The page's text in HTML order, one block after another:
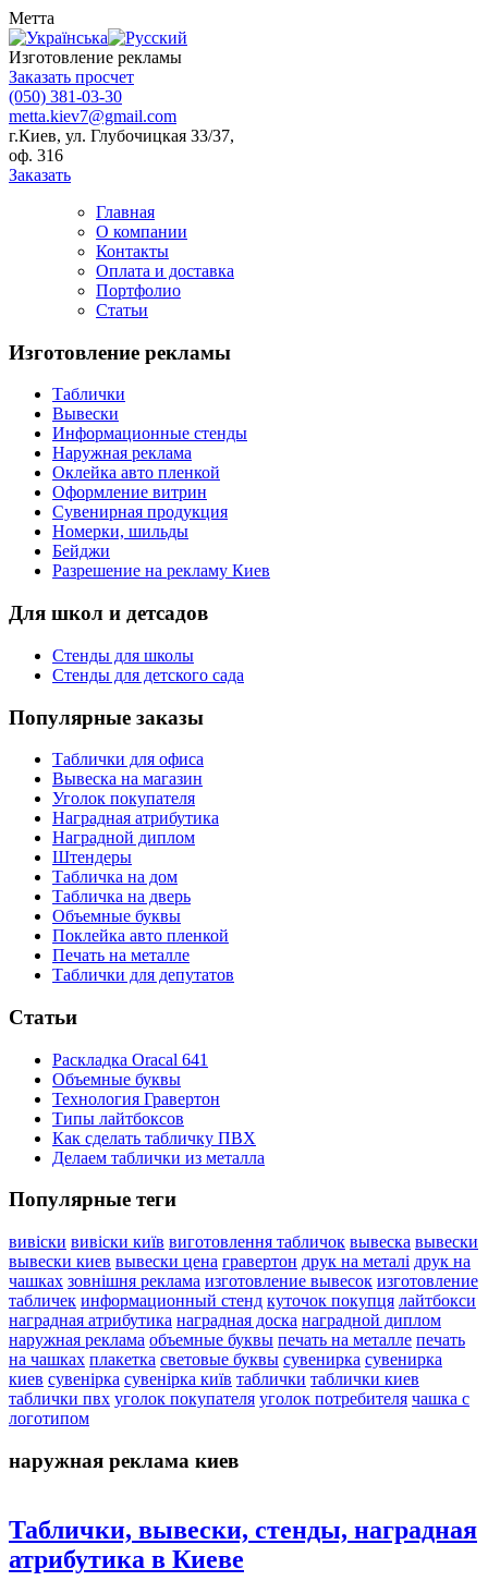
Метта
Изготовление рекламы
Заказать просчет
(050) 381-03-30
metta.kiev7@gmail.com
г.Киев, ул. Глубочицкая 33/37,
оф. 316
Заказать
Главная
О компании
Контакты
Оплата и доставка
Портфолио
Статьи
Изготовление рекламы
Таблички
Вывески
Информационные стенды
Наружная реклама
Оклейка авто пленкой
Оформление витрин
Сувенирная продукция
Номерки, шильды
Бейджи
Разрешение на рекламу Киев
Для школ и детсадов
Стенды для школы
Стенды для детского сада
Популярные заказы
Таблички для офиса
Вывеска на магазин
Уголок покупателя
Наградная атрибутика
Наградной диплом
Штендеры
Табличка на дом
Табличка на дверь
Объемные буквы
Поклейка авто пленкой
Печать на металле
Таблички для депутатов
Статьи
Раскладка Oracal 641
Объемные буквы
Технология Гравертон
Типы лайтбоксов
Как сделать табличку ПВХ
Делаем таблички из металла
Популярные теги
вивіски вивіски київ виготовлення табличок вывеска вывески
вывески киев вывески цена гравертон друк на металі друк на
чашках зовнішня реклама изготовление вывесок изготовление
табличек информационный стенд куточок покупця лайтбокси
наградная атрибутика наградная доска наградной диплом
наружная реклама объемные буквы печать на металле печать
на чашках плакетка световые буквы сувенирка сувенирка
киев сувенірка сувенірка київ таблички таблички киев
таблички пвх уголок покупателя уголок потребителя чашка с
логотипом
наружная реклама киев
Таблички, вывески, стенды, наградная
атрибутика в Киеве